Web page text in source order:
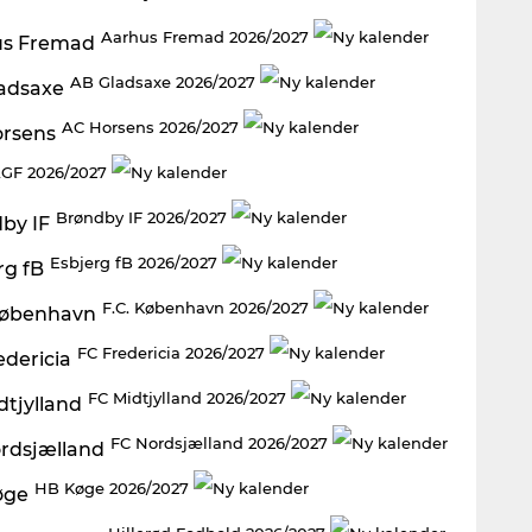
Aarhus Fremad 2026/2027
AB Gladsaxe 2026/2027
AC Horsens 2026/2027
2026/2027
Brøndby IF 2026/2027
Esbjerg fB 2026/2027
F.C. København 2026/2027
FC Fredericia 2026/2027
FC Midtjylland 2026/2027
FC Nordsjælland 2026/2027
HB Køge 2026/2027